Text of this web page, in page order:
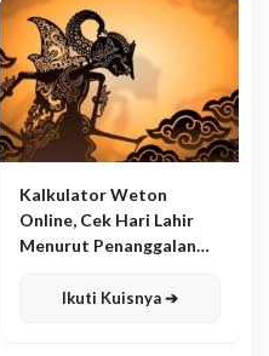
Kalkulator Weton
Online, Cek Hari Lahir
Menurut Penanggalan
Ikuti Kuisnya ➔